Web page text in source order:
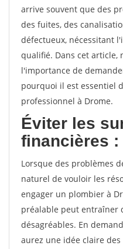
arrive souvent que des
des fuites, des
défectueux, nécessitant
qualifié. Dans cet article,
l'importance de
pourquoi il est essentiel
professionnel à Drome.
Éviter les
financières :
Lorsque des problèmes
naturel de vouloir les
engager un plombier à
préalable peut entraîner
désagréables. En
aurez une idée claire des